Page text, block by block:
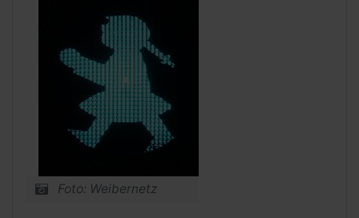
Foto: Weibernetz